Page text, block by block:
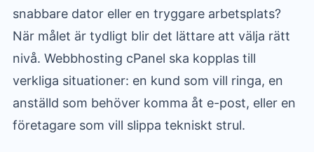
snabbare dator eller en tryggare arbetsplats?
När målet är tydligt blir det lättare att välja rätt
nivå. Webbhosting cPanel ska kopplas till
verkliga situationer: en kund som vill ringa, en
anställd som behöver komma åt e-post, eller en
företagare som vill slippa tekniskt strul.